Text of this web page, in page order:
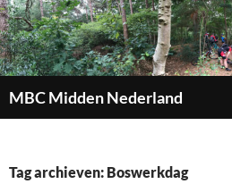
MBC Midden Nederland
INHOUD
Tag archieven: Boswerkdag